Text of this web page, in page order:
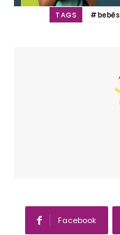
TAGS #bebês
Facebook